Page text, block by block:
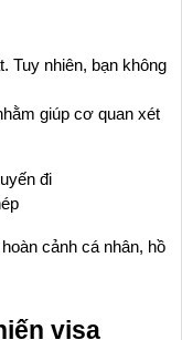
Tuy nhiên, bạn không
giúp cơ quan xét
đi
cảnh cá nhân, hồ
visa